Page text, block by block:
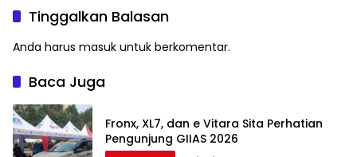
Tinggalkan Balasan
Anda harus masuk untuk berkomentar.
Baca Juga
Fronx, XL7, dan e Vitara Sita Perhatian
Pengunjung GIIAS 2026